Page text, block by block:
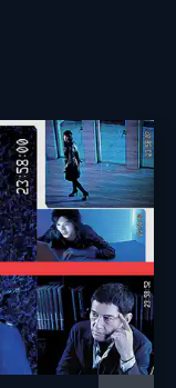
岡田浩暉
渡辺裕之
植田尚
中田博之
大内舞子
船谷純矢
守口悠介